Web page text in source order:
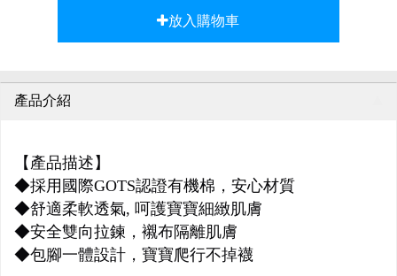
放入購物車
產品介紹
【產品描述】
◆採用國際GOTS認證有機棉，安心材質
◆舒適柔軟透氣, 呵護寶寶細緻肌膚
◆安全雙向拉鍊，襯布隔離肌膚
◆包腳一體設計，寶寶爬行不掉襪